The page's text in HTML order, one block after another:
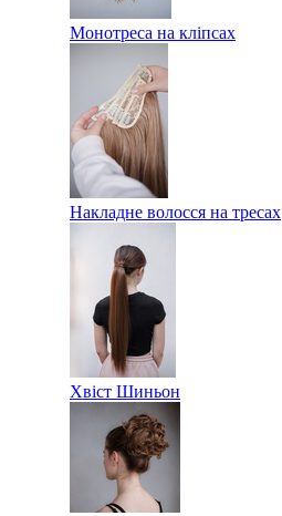
Монотреса на кліпсах
Накладне волосся на тресах
Хвіст Шиньон